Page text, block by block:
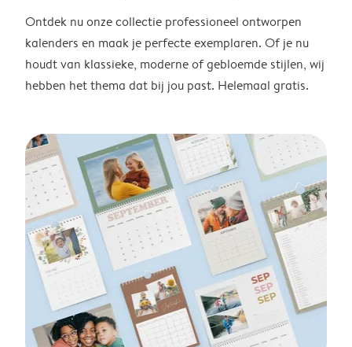
Ontdek nu onze collectie professioneel ontworpen
kalenders en maak je perfecte exemplaren. Of je nu
houdt van klassieke, moderne of gebloemde stijlen, wij
hebben het thema dat bij jou past. Helemaal gratis.